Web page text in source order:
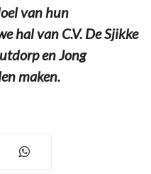
van hun
hal van C.V. De Sjikke
en Jong
maken.